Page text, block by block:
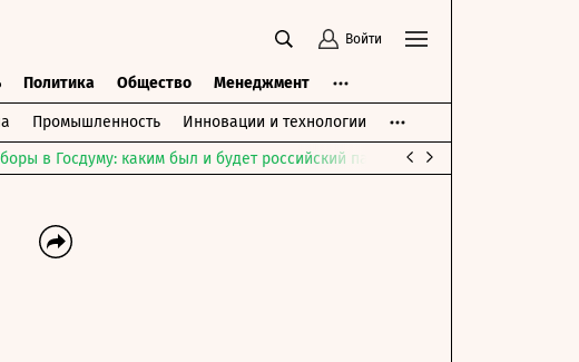
Войти
Политика Общество Менеджмент
Промышленность Инновации и технологии
в Госдуму: каким был и будет российский парламент